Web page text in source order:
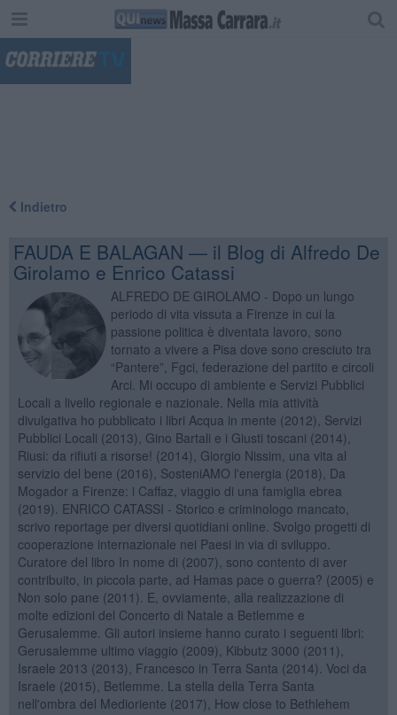
Indietro
FAUDA E BALAGAN — il Blog di Alfredo De
Girolamo e Enrico Catassi
ALFREDO DE GIROLAMO - Dopo un lungo
periodo di vita vissuta a Firenze in cui la
passione politica è diventata lavoro, sono
tornato a vivere a Pisa dove sono cresciuto tra
“Pantere”, Fgci, federazione del partito e circoli
Arci. Mi occupo di ambiente e Servizi Pubblici
Locali a livello regionale e nazionale. Nella mia attività
divulgativa ho pubblicato i libri Acqua in mente (2012), Servizi
Pubblici Locali (2013), Gino Bartali e i Giusti toscani (2014),
Riusi: da rifiuti a risorse! (2014), Giorgio Nissim, una vita al
servizio del bene (2016), SosteniAMO l'energia (2018), Da
Mogador a Firenze: i Caffaz, viaggio di una famiglia ebrea
(2019). ENRICO CATASSI - Storico e criminologo mancato,
scrivo reportage per diversi quotidiani online. Svolgo progetti di
cooperazione internazionale nei Paesi in via di sviluppo.
Curatore del libro In nome di (2007), sono contento di aver
contribuito, in piccola parte, ad Hamas pace o guerra? (2005) e
Non solo pane (2011). E, ovviamente, alla realizzazione di
molte edizioni del Concerto di Natale a Betlemme e
Gerusalemme. Gli autori insieme hanno curato i seguenti libri:
Gerusalemme ultimo viaggio (2009), Kibbutz 3000 (2011),
Israele 2013 (2013), Francesco in Terra Santa (2014). Voci da
Israele (2015), Betlemme. La stella della Terra Santa
nell'ombra del Medioriente (2017), How close to Bethlehem